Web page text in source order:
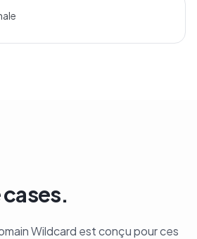
Wildcard est conçu pour ces